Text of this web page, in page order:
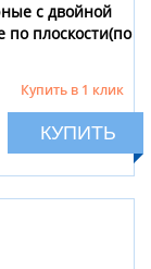
с двойной
по плоскости(по
Купить в 1 клик
КУПИТЬ